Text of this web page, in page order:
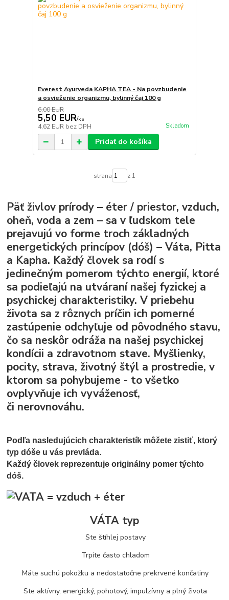
Everest Ayurveda KAPHA TEA - Na povzbudenie
a osvieženie organizmu, bylinný čaj 100 g
6,00 EUR
5,50 EUR/ks
4,62 EUR bez DPH Skladom
Pridať do košíka
strana z 1
Päť živlov prírody – éter / priestor, vzduch,
oheň, voda a zem – sa v ľudskom tele
prejavujú vo forme troch základných
energetických princípov (dóš) – Váta, Pitta
a Kapha. Každý človek sa rodí s
jedinečným pomerom týchto energií, ktoré
sa podieľajú na utváraní našej fyzickej a
psychickej charakteristiky. V priebehu
života sa z rôznych príčin ich pomerné
zastúpenie odchyľuje od pôvodného stavu,
čo sa neskôr odráža na našej psychickej
kondícii a zdravotnom stave. Myšlienky,
pocity, strava, životný štýl a prostredie, v
ktorom sa pohybujeme - to všetko
ovplyvňuje ich vyváženosť,
či nerovnováhu.
Podľa nasledujúcich charakteristík môžete zistiť, ktorý
typ dóše u vás prevláda.
Každý človek reprezentuje originálny pomer týchto
dóš.
VÁTA typ
Ste štíhlej postavy
Trpíte často chladom
Máte suchú pokožku a nedostatočne prekrvené končatiny
Ste aktívny, energický, pohotový, impulzívny a plný života